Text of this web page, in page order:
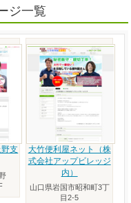
ジ一覧
支
大竹便利屋ネット（株
式会社アップビレッジ
内）
山口県岩国市昭和町3丁
目2-5